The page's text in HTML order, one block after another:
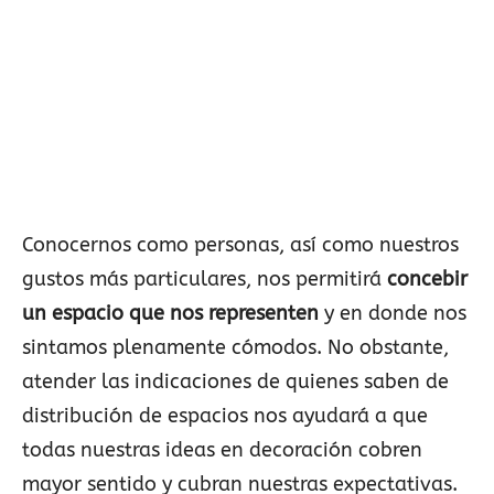
Conocernos como personas, así como nuestros
gustos más particulares, nos permitirá concebir
un espacio que nos representen y en donde nos
sintamos plenamente cómodos. No obstante,
atender las indicaciones de quienes saben de
distribución de espacios nos ayudará a que
todas nuestras ideas en decoración cobren
mayor sentido y cubran nuestras expectativas.